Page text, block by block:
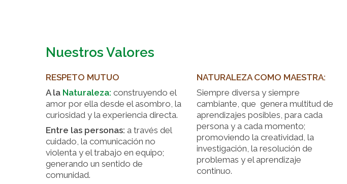
Nuestros Valores
RESPETO MUTUO
A la Naturaleza: construyendo el
amor por ella desde el asombro, la
curiosidad y la experiencia directa.
Entre las personas:a través del
cuidado, la comunicación no
violenta y el trabajo en equipo;
generando un sentido de
comunidad.
NATURALEZA COMO MAESTRA:
Siempre diversa y siempre
cambiante, que genera multitud de
aprendizajes posibles, para cada
persona y a cada momento;
promoviendo la creatividad, la
investigación, la resolución de
problemas y el aprendizaje
continuo.